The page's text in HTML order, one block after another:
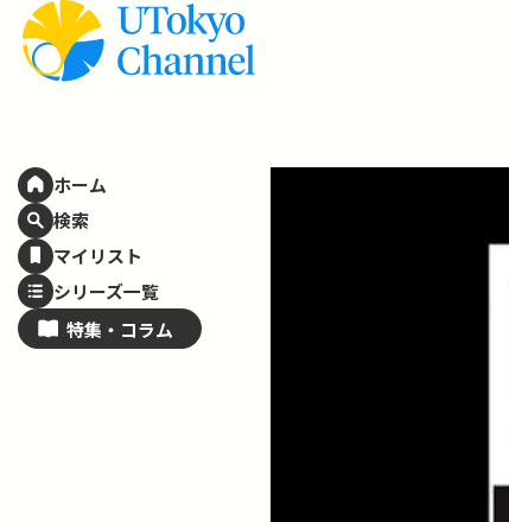
ホーム
検索
マイリスト
シリーズ一覧
特集・ コラム